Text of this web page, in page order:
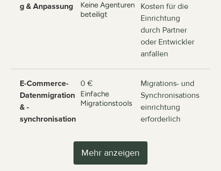
g & Anpassung
Keine Agenturen
beteiligt
Kosten für die
Einrichtung
durch Partner
oder Entwickler
anfallen
E-Commerce-
Datenmigration
& -
synchronisation
0 €
Einfache
Migrationstools
Migrations- und
Synchronisations
einrichtung
erforderlich
Mehr anzeigen